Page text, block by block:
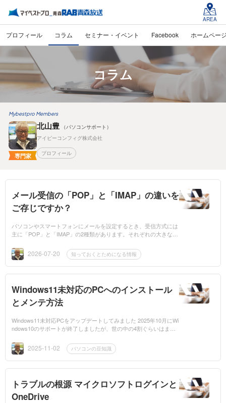
AREA
プロフィール コラム セミナー・イベント Facebook ホームペー
コラム
Mybestpro Members
専門家
北山豊
（パソコンサポート）
アイピーコンフィグ株式会社
プロフィール
メール受信の「POP」と「IMAP」の違いを
ご存じですか？
パソコンやスマートフォンにメールを設定するとき、受信方式には
主に「POP」と「IMAP」の2種類があります。それぞれの大きな違
Pとは POPは、メ...
2026-07-20 知っておくとためになる情報
Windows11未対応のPCへのインストール
とメンテ方法
Windows11未対応PCをアップデートしてみました 2025年10月にWi
ndows10のサポートが終了しましたが、世の中の4割ぐらいはまだ
ト終了のためのお問...
2025-11-02 パソコンの豆知識
トラブルの根源 マイクロソフトログインと
OneDrive